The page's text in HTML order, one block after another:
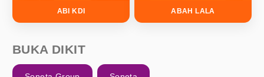
ABI KDI ABAH LALA
BUKA DIKIT